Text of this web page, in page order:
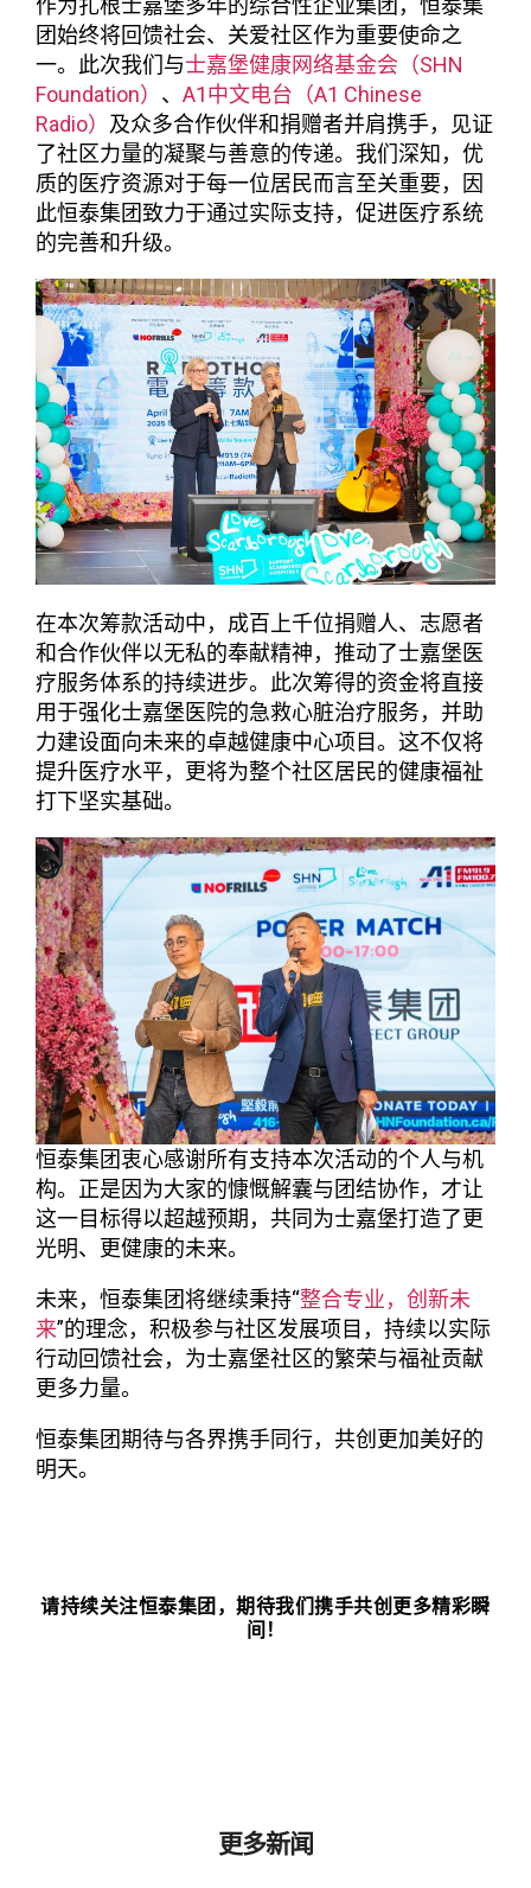
团始终将回馈社会、关爱社区作为重要使命之
一。此次我们与士嘉堡健康网络基金会（SHN
Foundation） 、 A1中文电台（A1 Chinese
Radio） 及众多合作伙伴和捐赠者并肩携手，见证
了社区力量的凝聚与善意的传递。我们深知，优
质的医疗资源对于每一位居民而言至关重要，因
此恒泰集团致力于通过实际支持，促进医疗系统
的完善和升级。
在本次筹款活动中，成百上千位捐赠人、志愿者
和合作伙伴以无私的奉献精神，推动了士嘉堡医
疗服务体系的持续进步。此次筹得的资金将直接
用于强化士嘉堡医院的急救心脏治疗服务，并助
力建设面向未来的卓越健康中心项目。这不仅将
提升医疗水平，更将为整个社区居民的健康福祉
打下坚实基础。
恒泰集团衷心感谢所有支持本次活动的个人与机
构。正是因为大家的慷慨解囊与团结协作，才让
这一目标得以超越预期，共同为士嘉堡打造了更
光明、更健康的未来。
未来，恒泰集团将继续秉持“整合专业，创新未
来”的理念，积极参与社区发展项目，持续以实际
行动回馈社会，为士嘉堡社区的繁荣与福祉贡献
更多力量。
恒泰集团期待与各界携手同行，共创更加美好的
明天。
请持续关注恒泰集团，期待我们携手共创更多精彩瞬
间！
更多新闻